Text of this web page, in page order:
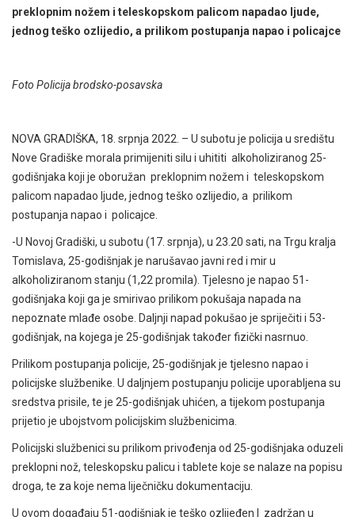
preklopnim nožem i teleskopskom palicom napadao ljude,
jednog teško ozlijedio, a prilikom postupanja napao i policajce
Foto Policija brodsko-posavska
NOVA GRADIŠKA, 18. srpnja 2022. – U subotu je policija u središtu
Nove Gradiške morala primijeniti silu i uhititi alkoholiziranog 25-
godišnjaka koji je oboružan preklopnim nožem i teleskopskom
palicom napadao ljude, jednog teško ozlijedio, a prilikom
postupanja napao i policajce.
-U Novoj Gradiški, u subotu (17. srpnja), u 23.20 sati, na Trgu kralja
Tomislava, 25-godišnjak je narušavao javni red i mir u
alkoholiziranom stanju (1,22 promila). Tjelesno je napao 51-
godišnjaka koji ga je smirivao prilikom pokušaja napada na
nepoznate mlađe osobe. Daljnji napad pokušao je spriječiti i 53-
godišnjak, na kojega je 25-godišnjak također fizički nasrnuo.
Prilikom postupanja policije, 25-godišnjak je tjelesno napao i
policijske službenike. U daljnjem postupanju policije uporabljena su
sredstva prisile, te je 25-godišnjak uhićen, a tijekom postupanja
prijetio je ubojstvom policijskim službenicima.
Policijski službenici su prilikom privođenja od 25-godišnjaka oduzeli
preklopni nož, teleskopsku palicu i tablete koje se nalaze na popisu
droga, te za koje nema liječničku dokumentaciju.
U ovom događaju 51-godišnjak je teško ozlijeđen I zadržan u